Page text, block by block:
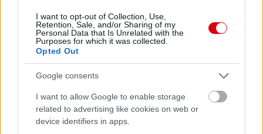
I want to opt-out of Collection, Use,
Retention, Sale, and/or Sharing of my
Personal Data that Is Unrelated with the
Purposes for which it was collected.
Opted Out
Google consents
I want to allow Google to enable storage
related to advertising like cookies on web or
device identifiers in apps.
0 nap 7 óra 11 perc 8 másodperc
Leeds UnitedvsManchester United2026-08-12 20:30
ELŐZŐ MÉRKŐZÉSEK